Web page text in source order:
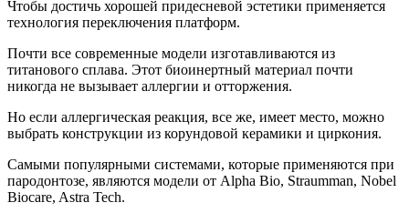
Чтобы достичь хорошей придесневой эстетики применяется
технология переключения платформ.
Почти все современные модели изготавливаются из
титанового сплава. Этот биоинертный материал почти
никогда не вызывает аллергии и отторжения.
Но если аллергическая реакция, все же, имеет место, можно
выбрать конструкции из корундовой керамики и циркония.
Самыми популярными системами, которые применяются при
пародонтозе, являются модели от Alpha Bio, Straumman, Nobel
Biocare, Astra Tech.